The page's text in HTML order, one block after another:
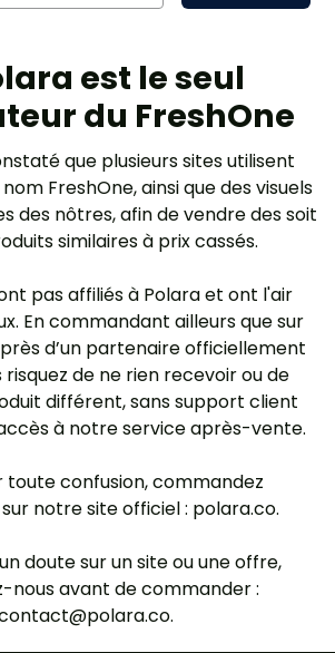
est le seul
du FreshOne
que plusieurs sites utilisent
FreshOne, ainsi que des visuels
des nôtres, afin de vendre des soit
similaires à prix cassés.
pas affiliés à Polara et ont l'air
En commandant ailleurs que sur
d’un partenaire officiellement
risquez de ne rien recevoir ou de
différent, sans support client
à notre service après-vente.
toute confusion, commandez
notre site officiel : polara.co.
doute sur un site ou une offre,
avant de commander :